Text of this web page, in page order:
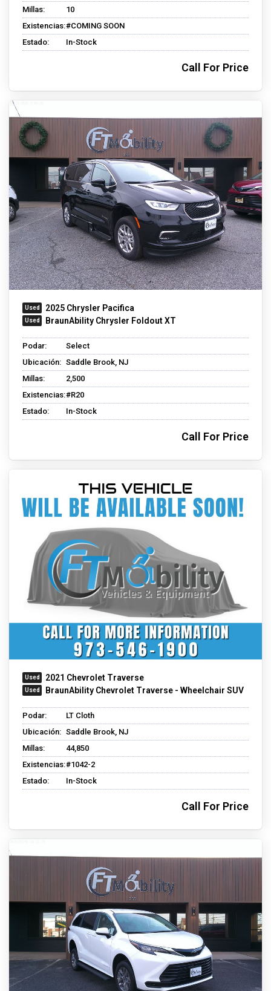
Millas:
10
Existencias:#COMING SOON
Estado:
In-Stock
Call For Price
2025 Chrysler Pacifica
BraunAbility Chrysler Foldout XT
Podar:
Select
Ubicación: Saddle Brook, NJ
Millas:
2,500
Existencias:#R20
Estado:
In-Stock
Call For Price
2021 Chevrolet Traverse
BraunAbility Chevrolet Traverse - Wheelchair SUV
Podar:
LT Cloth
Ubicación: Saddle Brook, NJ
Millas:
44,850
Existencias:#1042-2
Estado:
In-Stock
Call For Price